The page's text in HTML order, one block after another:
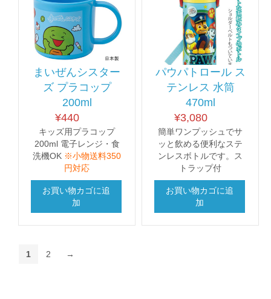
まいぜんシスター
ズ プラコップ
200ml
¥440
キッズ用プラコップ
200ml 電子レンジ・食
洗機OK ※小物送料350
円対応
お買い物カゴに追
加
パウパトロール ス
テンレス 水筒
470ml
¥3,080
簡単ワンプッシュでサ
ッと飲める便利なステ
ンレスボトルです。ス
トラップ付
お買い物カゴに追
加
1 2 →